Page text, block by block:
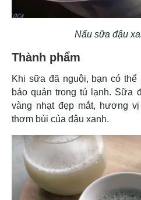
Nấu sữa đậu
Thành phẩm
Khi sữa đã nguội, bạn có
bảo quản trong tủ lạnh. Sữa
vàng nhạt đẹp mắt, hương
thơm bùi của đậu xanh.